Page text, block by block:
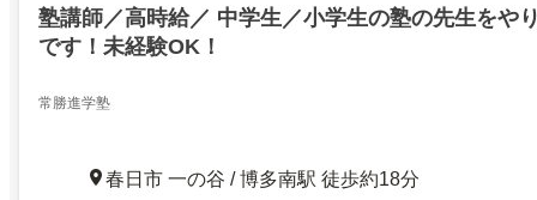
塾講師／高時給／ 中学生／小学生の塾の先生をや
です！未経験OK！
常勝進学塾
春日市 一の谷 / 博多南駅 徒歩約18分